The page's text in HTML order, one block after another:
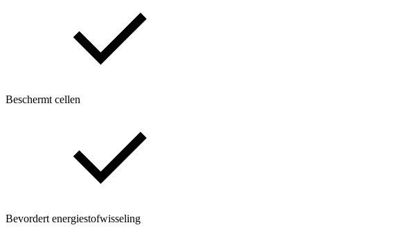
Beschermt cellen
Bevordert energiestofwisseling